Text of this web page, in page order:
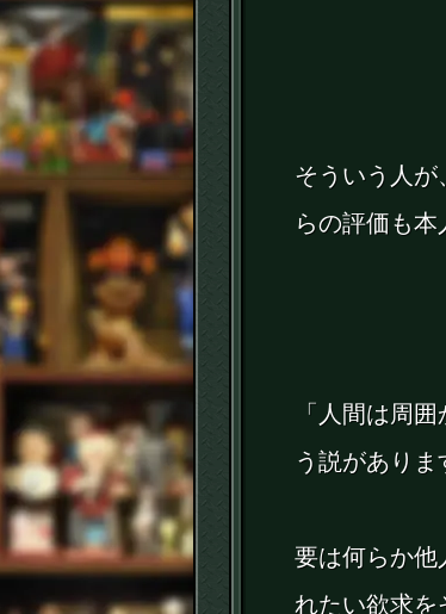
そういう人
らの評価も本
「人間は周
う説がありま
要は何らか他
れたい欲求を